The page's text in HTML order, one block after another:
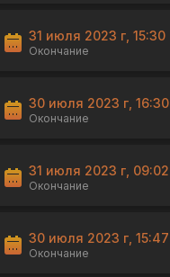
31 июля 2023 г, 15:30
Окончание
30 июля 2023 г, 16:30
Окончание
31 июля 2023 г, 09:02
Окончание
30 июля 2023 г, 15:47
Окончание